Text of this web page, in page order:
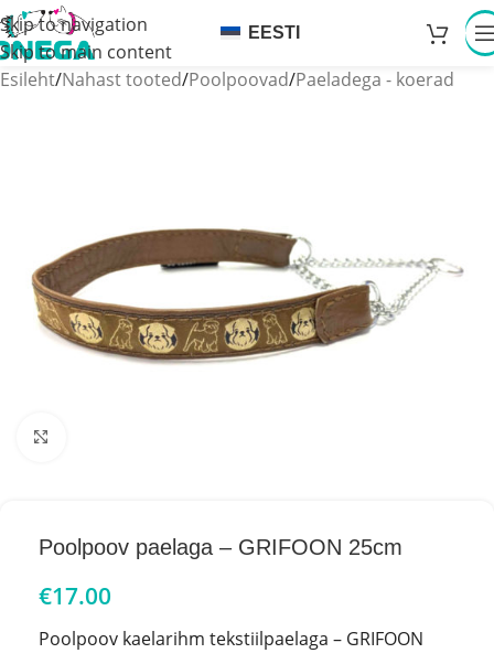
Skip to navigation
Skip to main content
EESTI
Esileht/Nahast tooted/Poolpoovad/Paeladega - koerad
Poolpoov paelaga – GRIFOON 25cm
€17.00
Poolpoov kaelarihm tekstiilpaelaga – GRIFOON